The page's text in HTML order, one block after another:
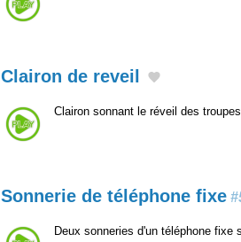
Clairon de reveil
Clairon sonnant le réveil des
Sonnerie de téléphone fixe
Deux sonneries d'un téléphone fixe